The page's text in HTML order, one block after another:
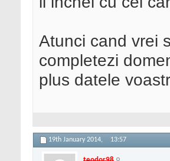
Atunci cand vrei
completezi
plus datele
19th January 2014, 13:57